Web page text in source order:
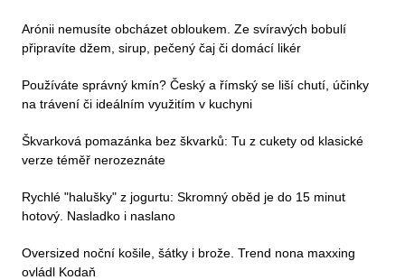
Arónii nemusíte obcházet obloukem. Ze svíravých bobulí
připravíte džem, sirup, pečený čaj či domácí likér
Používáte správný kmín? Český a římský se liší chutí, účinky
na trávení či ideálním využitím v kuchyni
Škvarková pomazánka bez škvarků: Tu z cukety od klasické
verze téměř nerozeznáte
Rychlé "halušky" z jogurtu: Skromný oběd je do 15 minut
hotový. Nasladko i naslano
Oversized noční košile, šátky i brože. Trend nona maxxing
ovládl Kodaň